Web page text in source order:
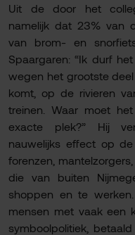
Uit de door het
namelijk dat 23% van
van brom- en
Spaargaren: “Ik durf
wegen het grootste deel
komt, op de rivieren
treinen. Waar moet
exacte plek?” Hij
nauwelijks effect op
forenzen,
die van buiten
shoppen en te
mensen met vaak een
symboolpolitiek,